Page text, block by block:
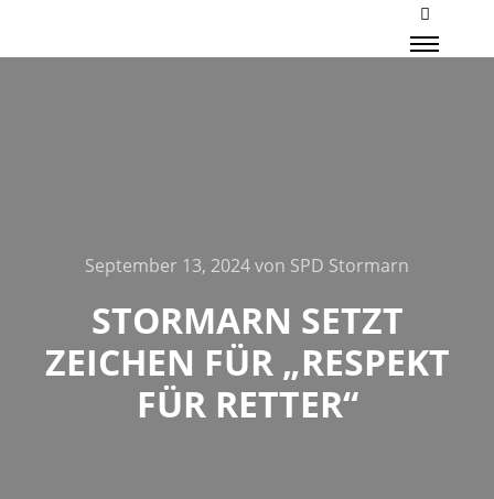
Mehr
September 13, 2024von SPD Stormarn
STORMARN SETZT
ZEICHEN FÜR „RESPEKT
FÜR RETTER“